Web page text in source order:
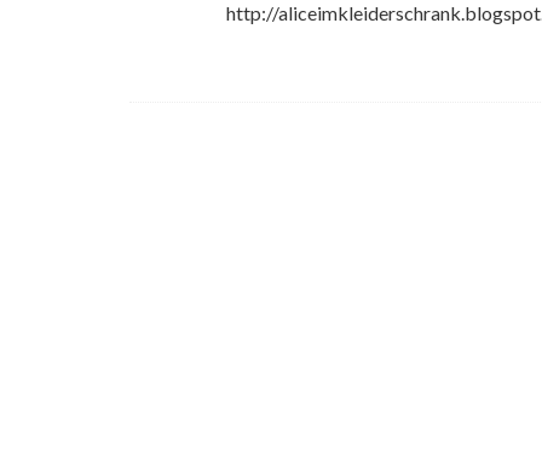
http://